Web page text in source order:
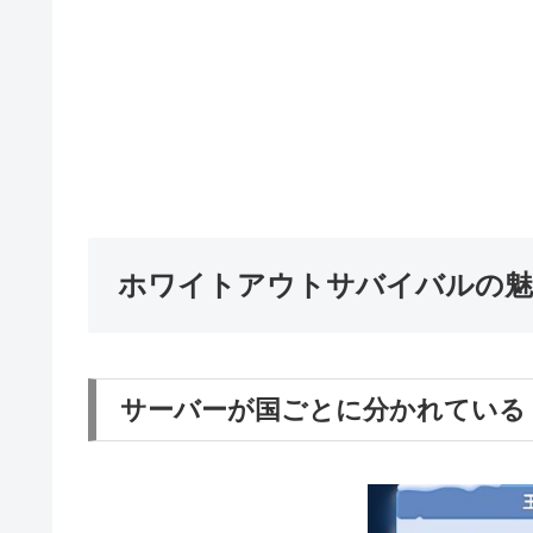
ホワイトアウトサバイバルの
サーバーが国ごとに分かれている